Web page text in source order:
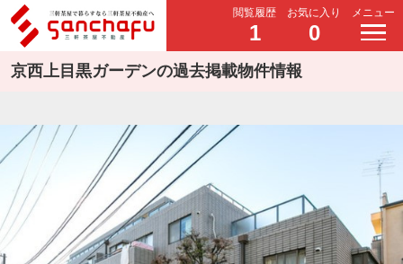
閲覧履歴
1
お気に入り
0
メニュー
京西上目黒ガーデンの過去掲載物件情報